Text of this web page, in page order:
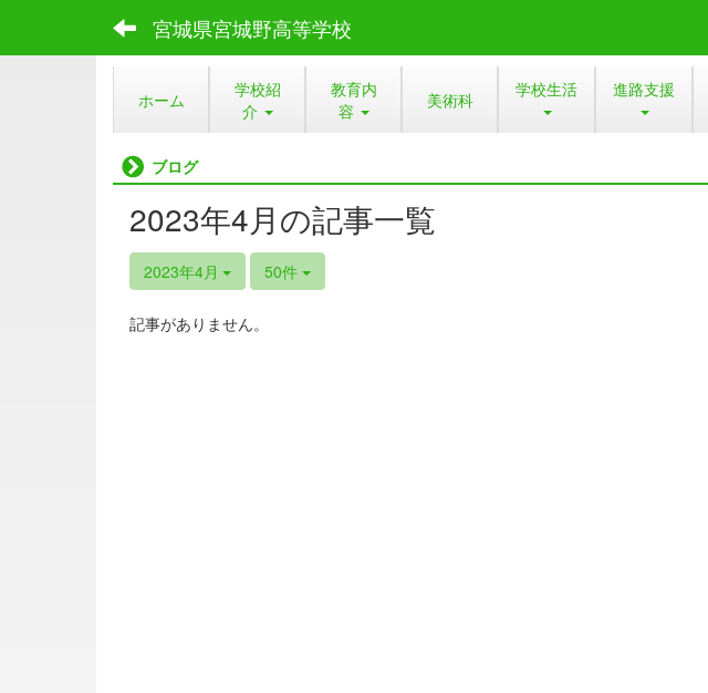
宮城県宮城野高等学校
ホーム
学校紹
介
教育内
容
美術科 学校生活 進路支援
ブログ
2023年4月の記事一覧
2023年4月 50件
記事がありません。